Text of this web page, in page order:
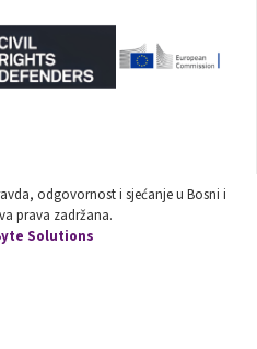
odgovornost i sjećanje u Bosni i
prava zadržana.
Solutions